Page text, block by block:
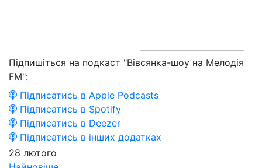
Підпишіться на подкаст "Вівсянка-шоу на Мелодія
FM":
Підписатись в Apple Podcasts
Підписатись в Spotify
Підписатись в Deezer
Підписатись в інших додатках
28 лютого